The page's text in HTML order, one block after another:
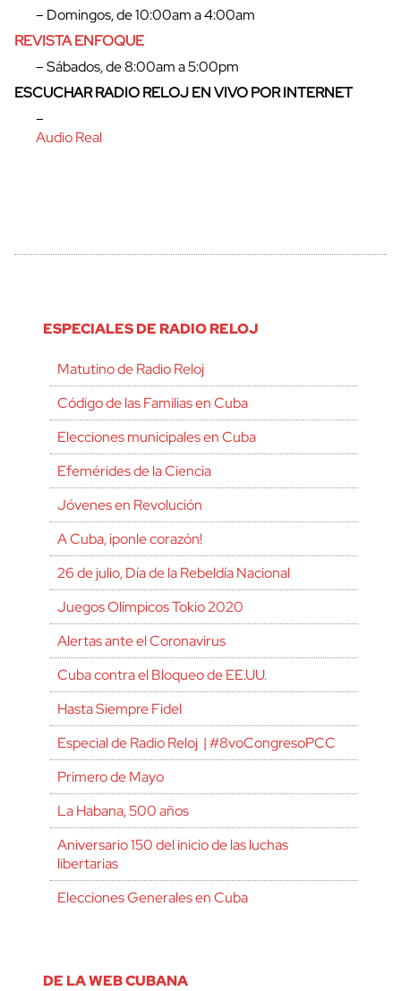
– Domingos, de 10:00am a 4:00am
REVISTA ENFOQUE
– Sábados, de 8:00am a 5:00pm
ESCUCHAR RADIO RELOJ EN VIVO POR INTERNET
–
Audio Real
ESPECIALES DE RADIO RELOJ
Matutino de Radio Reloj
Código de las Familias en Cuba
Elecciones municipales en Cuba
Efemérides de la Ciencia
Jóvenes en Revolución
A Cuba, ¡ponle corazón!
26 de julio, Día de la Rebeldía Nacional
Juegos Olímpicos Tokio 2020
Alertas ante el Coronavirus
Cuba contra el Bloqueo de EE.UU.
Hasta Siempre Fidel
Especial de Radio Reloj | #8voCongresoPCC
Primero de Mayo
La Habana, 500 años
Aniversario 150 del inicio de las luchas
libertarias
Elecciones Generales en Cuba
DE LA WEB CUBANA